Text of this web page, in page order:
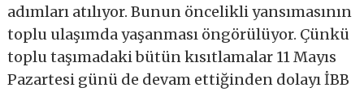
adımları atılıyor. Bunun öncelikli yansımasının
toplu ulaşımda yaşanması öngörülüyor. Çünkü
toplu taşımadaki bütün kısıtlamalar 11 Mayıs
Pazartesi günü de devam ettiğinden dolayı İBB